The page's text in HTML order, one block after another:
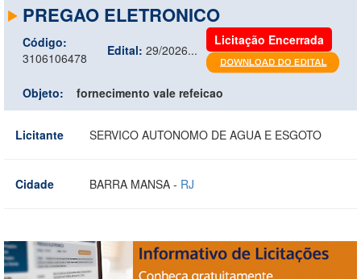
PREGAO ELETRONICO
Código:
3106106478
Edital: 29/2026...
Licitação Encerrada
Objeto: fornecimento vale refeicao
Licitante SERVICO AUTONOMO DE AGUA E ESGOTO
Cidade BARRA MANSA - RJ